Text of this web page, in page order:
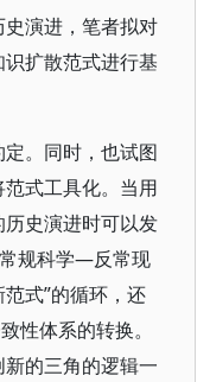
演进，笔者拟对
扩散范式进行基
。同时，也试图
式工具化。当用
史演进时可以发
规科学—反常现
式”的循环，还
性体系的转换。
的三角的逻辑一